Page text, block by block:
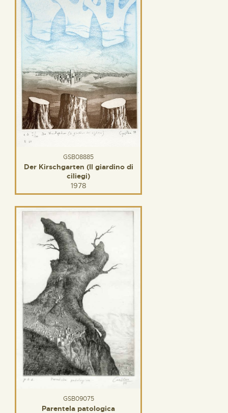
GSB08885
Der Kirschgarten (Il giardino di
ciliegi)
1978
GSB09075
Parentela patologica